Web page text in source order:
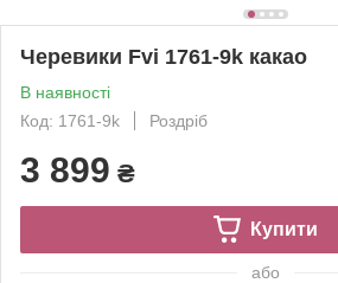
Черевики Fvi 1761-9k какао
В наявності
Код: 1761-9k
Роздріб
3 899 ₴
Купити
або